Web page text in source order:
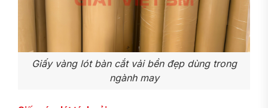
Giấy vàng lót bàn cắt vải bền đẹp dùng trong
ngành may